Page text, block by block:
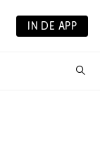
IN DE APP